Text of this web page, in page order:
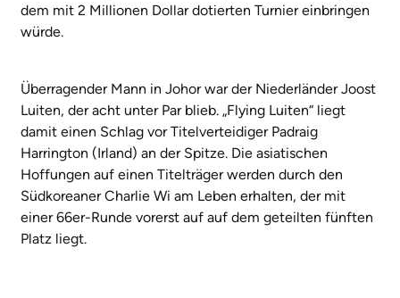
dem mit 2 Millionen Dollar dotierten Turnier einbringen
würde.
Überragender Mann in Johor war der Niederländer Joost
Luiten, der acht unter Par blieb. „Flying Luiten“ liegt
damit einen Schlag vor Titelverteidiger Padraig
Harrington (Irland) an der Spitze. Die asiatischen
Hoffungen auf einen Titelträger werden durch den
Südkoreaner Charlie Wi am Leben erhalten, der mit
einer 66er-Runde vorerst auf auf dem geteilten fünften
Platz liegt.